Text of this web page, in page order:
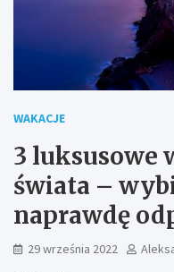
WAKACJE
3 luksusowe
świata –
naprawdę
29 września 2022